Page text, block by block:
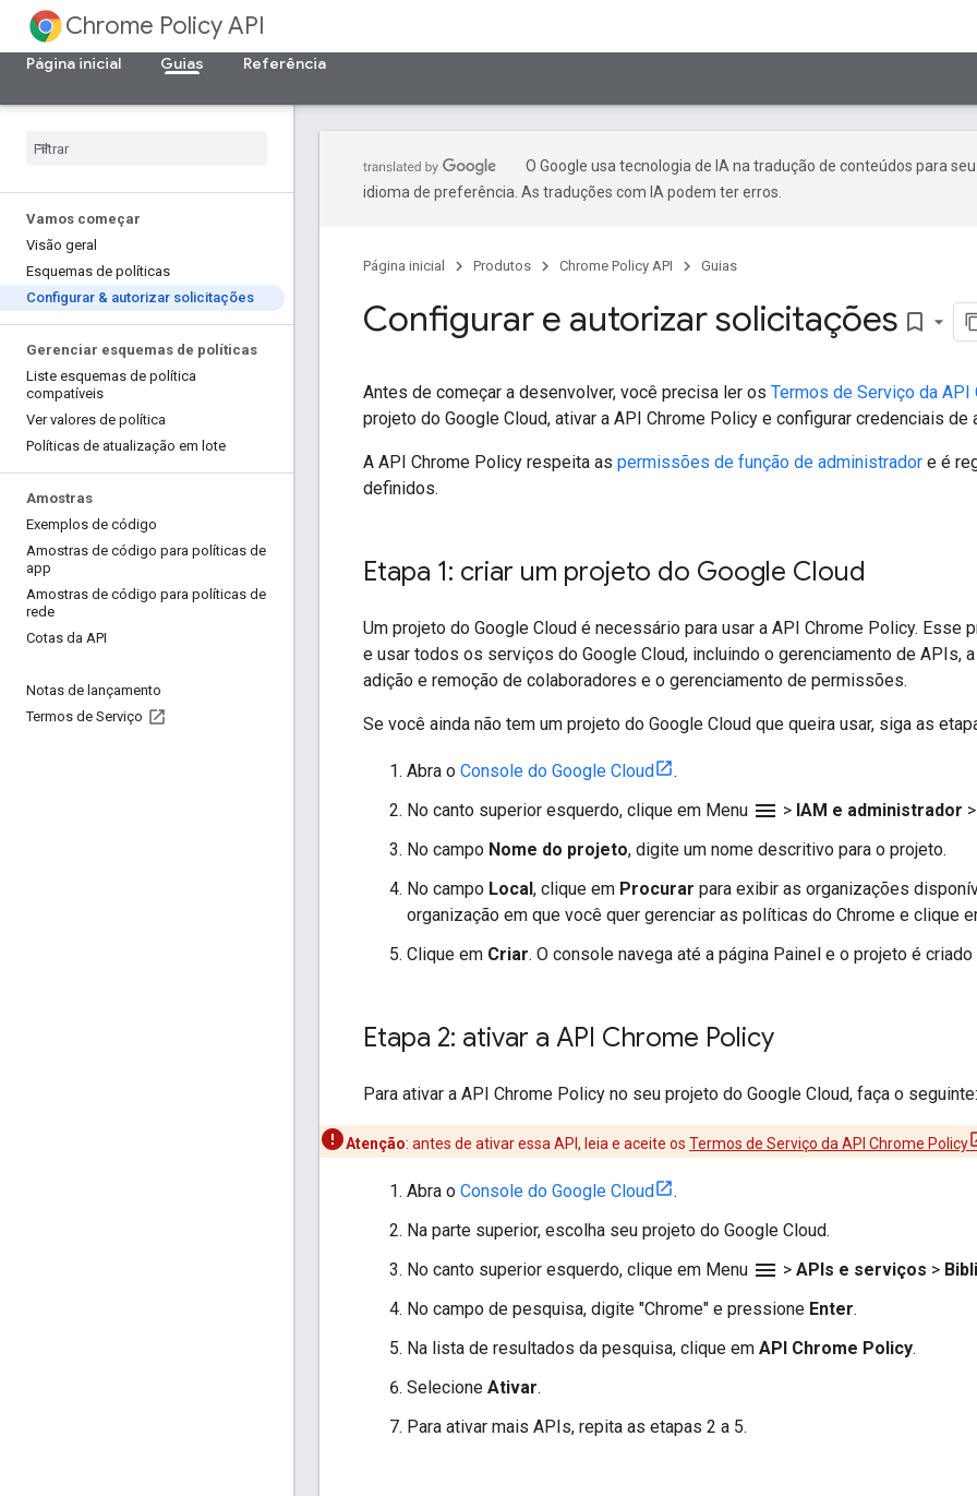
Chrome Policy API
Página inicial
Guias Referência
Vamos começar
Visão geral
Esquemas de políticas
Configurar & autorizar solicitações
Gerenciar esquemas de políticas
Liste esquemas de política
compatíveis
Ver valores de política
Políticas de atualização em lote
Amostras
Exemplos de código
Amostras de código para políticas de
app
Amostras de código para políticas de
rede
Cotas da API
Notas de lançamento
Termos de Serviço
O Google usa tecnologia de IA na tradução de conteúdos para seu
idioma de preferência. As traduções com IA podem ter erros.
Página inicial Produtos Chrome Policy API Guias
Configurar e autorizar solicitações bookmark_border
Antes de começar a desenvolver, você precisa ler os Termos de Serviço da API
projeto do Google Cloud, ativar a API Chrome Policy e configurar credenciais de
A API Chrome Policy respeita as permissões de função de administrador e é
definidos.
Etapa 1: criar um projeto do Google Cloud
Um projeto do Google Cloud é necessário para usar a API Chrome Policy. Esse
e usar todos os serviços do Google Cloud, incluindo o gerenciamento de APIs,
adição e remoção de colaboradores e o gerenciamento de permissões.
Se você ainda não tem um projeto do Google Cloud que queira usar, siga as
Abra o Console do Google Cloud
.
No canto superior esquerdo, clique em Menu menu > IAM e administrador >
No campo Nome do projeto, digite um nome descritivo para o projeto.
No campo Local, clique em Procurar para exibir as organizações
organização em que você quer gerenciar as políticas do Chrome e clique
Clique em Criar. O console navega até a página Painel e o projeto é
Etapa 2: ativar a API Chrome Policy
Para ativar a API Chrome Policy no seu projeto do Google Cloud, faça o seguinte:
Atenção: antes de ativar essa API, leia e aceite os Termos de Serviço da API Chrome Policy
Abra o Console do Google Cloud
.
Na parte superior, escolha seu projeto do Google Cloud.
No canto superior esquerdo, clique em Menu menu > APIs e serviços >
No campo de pesquisa, digite "Chrome" e pressione Enter.
Na lista de resultados da pesquisa, clique em API Chrome Policy.
Selecione Ativar.
Para ativar mais APIs, repita as etapas 2 a 5.